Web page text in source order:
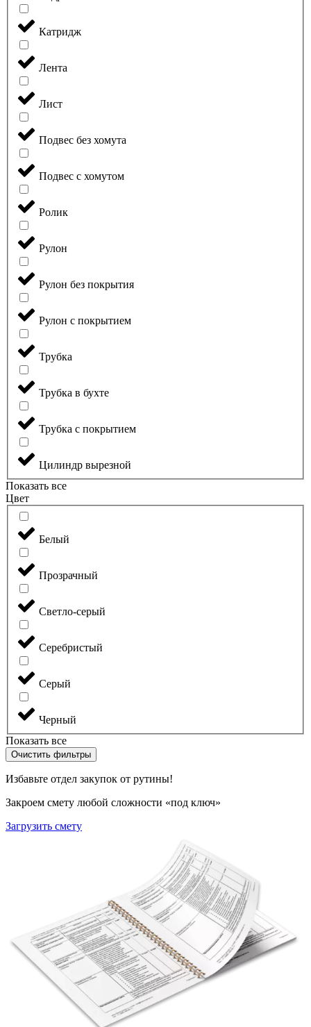
Катридж
Лента
Лист
Подвес без хомута
Подвес с хомутом
Ролик
Рулон
Рулон без покрытия
Рулон с покрытием
Трубка
Трубка в бухте
Трубка с покрытием
Цилиндр вырезной
Показать все
Цвет
Белый
Прозрачный
Светло-серый
Серебристый
Серый
Черный
Показать все
Очистить фильтры
Избавьте отдел закупок от рутины!
Закроем смету любой сложности «под ключ»
Загрузить смету